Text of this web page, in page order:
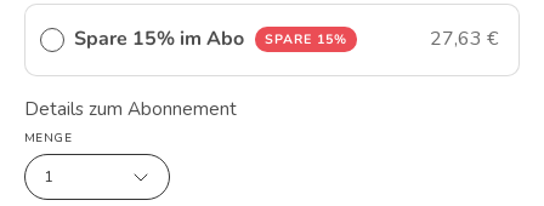
Spare 15% im Abo SPARE 15% 27,63 €
Details zum Abonnement
MENGE
1